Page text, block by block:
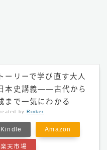
ーリーで学び直す大人
本史講義――古代から
まで一気にわかる
by Rinker
Kindle Amazon
楽天市場